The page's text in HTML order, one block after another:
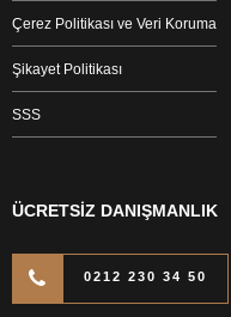
Çerez Politikası ve Veri Koruma
Şikayet Politikası
SSS
ÜCRETSİZ DANIŞMANLIK
0212 230 34 50